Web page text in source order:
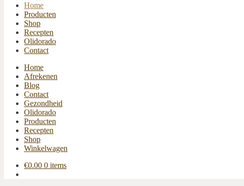
Home
Producten
Shop
Recepten
Olidorado
Contact
Home
Afrekenen
Blog
Contact
Gezondheid
Olidorado
Producten
Recepten
Shop
Winkelwagen
€0.00 0 items